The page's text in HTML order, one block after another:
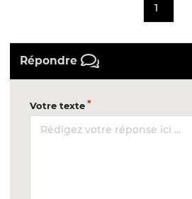
1
Répondre
Votre texte